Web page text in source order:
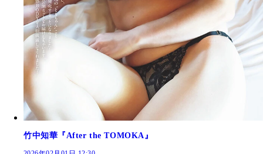
竹中知華『After the TOMOKA』